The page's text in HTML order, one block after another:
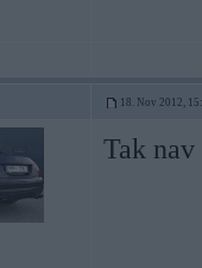
18. Nov 2012,
Tak